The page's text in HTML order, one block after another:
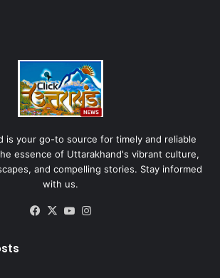
is your go-to source for timely and reliable
essence of Uttarakhand's vibrant culture,
and compelling stories. Stay informed
with us.
Facebook
X YouTube